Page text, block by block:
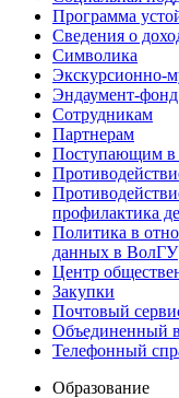
Программа
Сведения о
Символика
Экскурсионно-
Эндаумент-фонд
Сотрудникам
Партнерам
Поступающим
профилактика
Политика в
данных в ВолГУ
Центр
Закупки
Почтовый
Объединенный
Телефонный
Образование